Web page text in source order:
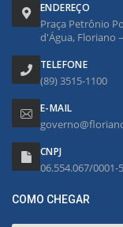
ENDEREÇO
Praça Petrônio
d'Água, Floriano
TELEFONE
(89) 3515-1100
E-MAIL
CNPJ
06.554.067/0001-
COMO CHEGAR